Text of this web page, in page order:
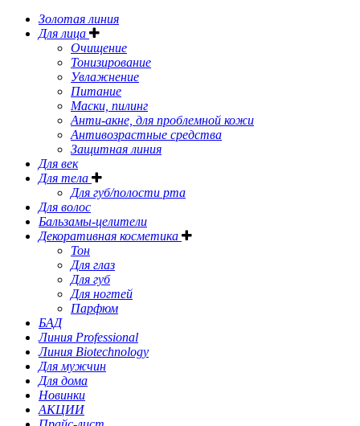
Золотая линия
Для лица
Очищение
Тонизирование
Увлажнение
Питание
Маски, пилинг
Анти-акне, для проблемной кожи
Антивозрастные средства
Защитная линия
Для век
Для тела
Для губ/полости рта
Для волос
Бальзамы-целители
Декоративная косметика
Тон
Для глаз
Для губ
Для ногтей
Парфюм
БАД
Линия Professional
Линия Biotechnology
Для мужчин
Для дома
Новинки
АКЦИИ